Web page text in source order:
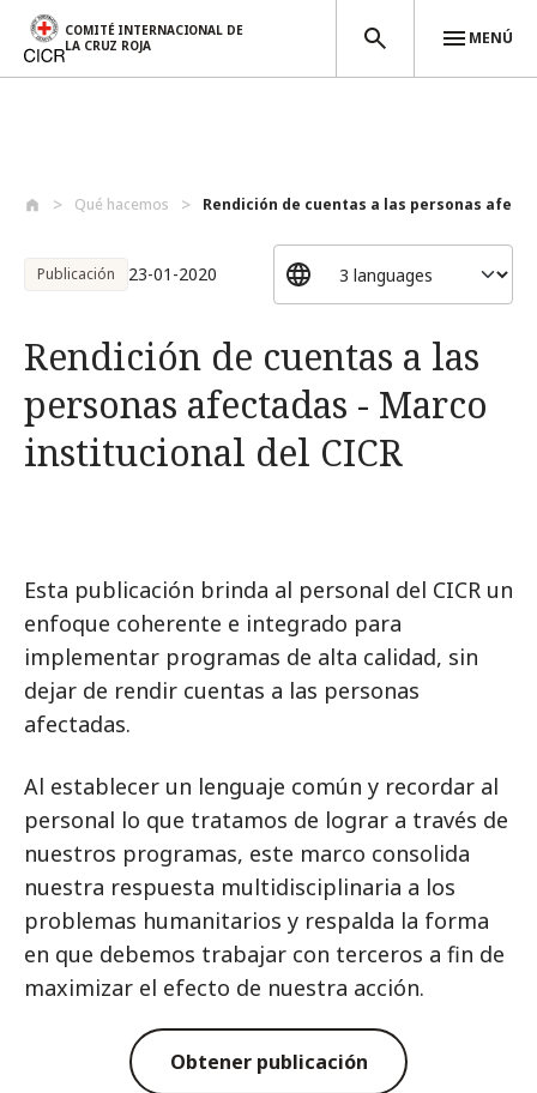
COMITÉ INTERNACIONAL DE
LA CRUZ ROJA
MENÚ
Qué hacemos Rendición de cuentas a las personas afec...
Publicación 23-01-2020
Rendición de cuentas a las
personas afectadas - Marco
institucional del CICR
Esta publicación brinda al personal del CICR un
enfoque coherente e integrado para
implementar programas de alta calidad, sin
dejar de rendir cuentas a las personas
afectadas.
Al establecer un lenguaje común y recordar al
personal lo que tratamos de lograr a través de
nuestros programas, este marco consolida
nuestra respuesta multidisciplinaria a los
problemas humanitarios y respalda la forma
en que debemos trabajar con terceros a fin de
maximizar el efecto de nuestra acción.
Obtener publicación